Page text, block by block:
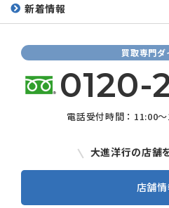
新着情報
買取専門ダ
0120-
電話受付時間：11:00
大進洋行の店舗
店舗